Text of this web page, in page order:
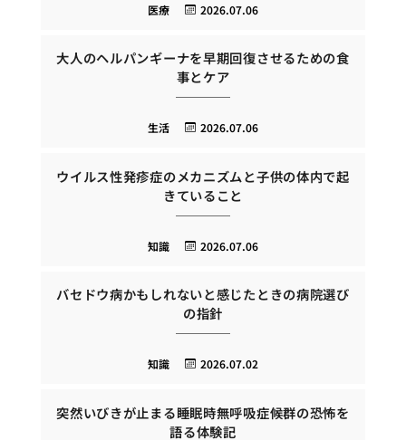
2026.07.06
医療
大人のヘルパンギーナを早期回復させるための食
事とケア
2026.07.06
生活
ウイルス性発疹症のメカニズムと子供の体内で起
きていること
2026.07.06
知識
バセドウ病かもしれないと感じたときの病院選び
の指針
2026.07.02
知識
突然いびきが止まる睡眠時無呼吸症候群の恐怖を
語る体験記